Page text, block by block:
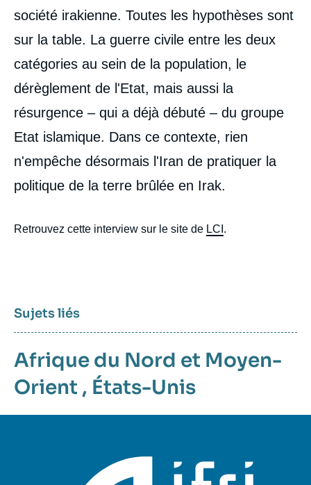
société irakienne. Toutes les hypothèses sont
sur la table. La guerre civile entre les deux
catégories au sein de la population, le
dérèglement de l'Etat, mais aussi la
résurgence – qui a déjà débuté – du groupe
Etat islamique. Dans ce contexte, rien
n'empêche désormais l'Iran de pratiquer la
politique de la terre brûlée en Irak.
Retrouvez cette interview sur le site de LCI .
Sujets liés
Afrique du Nord et Moyen-
Orient , États-Unis